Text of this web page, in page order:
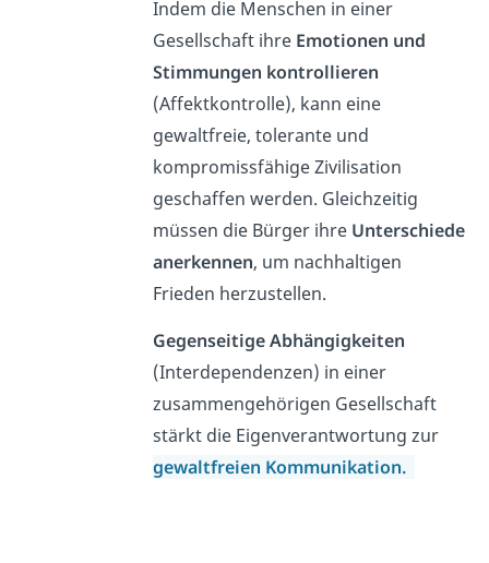
Indem die Menschen in einer
Gesellschaft ihre Emotionen und
Stimmungen kontrollieren
(Affektkontrolle), kann eine
gewaltfreie, tolerante und
kompromissfähige Zivilisation
geschaffen werden. Gleichzeitig
müssen die Bürger ihre Unterschiede
anerkennen, um nachhaltigen
Frieden herzustellen.
Gegenseitige Abhängigkeiten
(Interdependenzen) in einer
zusammengehörigen Gesellschaft
stärkt die Eigenverantwortung zur
gewaltfreien Kommunikation.